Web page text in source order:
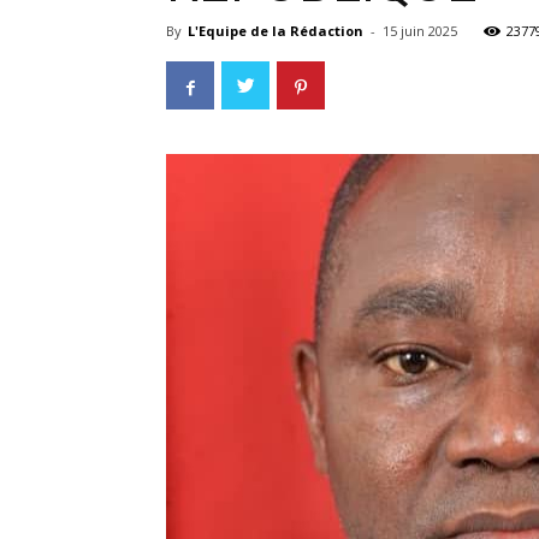
By L'Equipe de la Rédaction - 15 juin 2025